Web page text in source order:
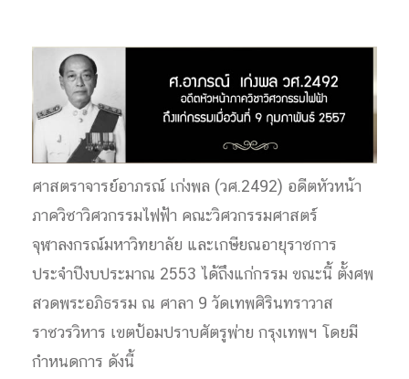
ศาสตราจารย์อาภรณ์ เก่งพล (วศ.2492) อดีตหัวหน้า
ภาควิชาวิศวกรรมไฟฟ้า คณะวิศวกรรมศาสตร์
จุฬาลงกรณ์มหาวิทยาลัย และเกษียณอายุราชการ
ประจำปีงบประมาณ 2553 ได้ถึงแก่กรรม ขณะนี้ ตั้งศพ
สวดพระอภิธรรม ณ ศาลา 9 วัดเทพศิรินทราวาส
ราชวรวิหาร เขตป้อมปราบศัตรูพ่าย กรุงเทพฯ โดยมี
กำหนดการ ดังนี้